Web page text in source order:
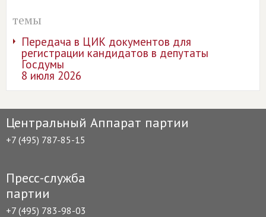
темы
Передача в ЦИК документов для
регистрации кандидатов в депутаты
Госдумы
8 июля 2026
Центральный Аппарат партии
+7 (495) 787-85-15
Пресс-служба
партии
+7 (495) 783-98-03